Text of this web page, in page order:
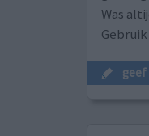
Was
geef